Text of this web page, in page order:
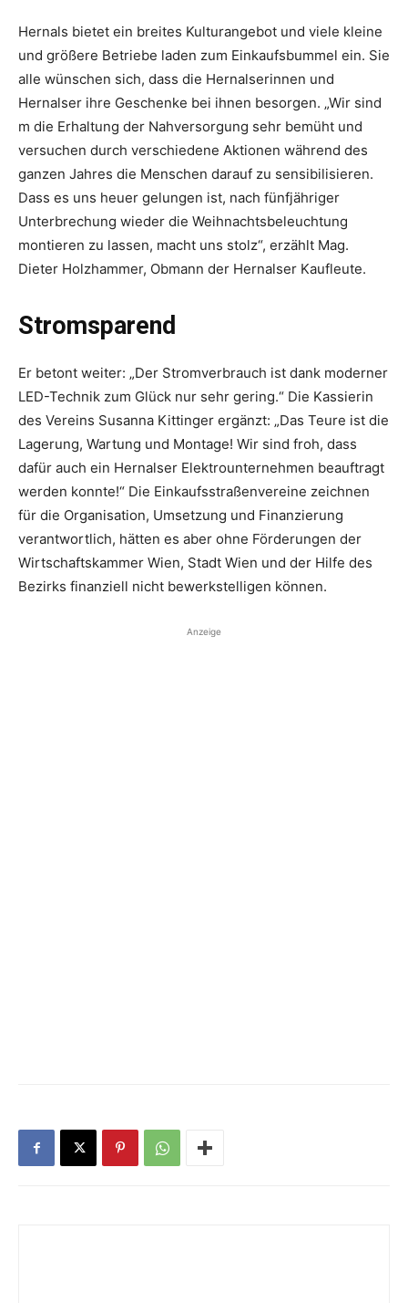
Hernals bietet ein breites Kulturangebot und viele kleine
und größere Betriebe laden zum Einkaufsbummel ein. Sie
alle wünschen sich, dass die Hernalserinnen und
Hernalser ihre Geschenke bei ihnen besorgen. „Wir sind
m die Erhaltung der Nahversorgung sehr bemüht und
versuchen durch verschiedene Aktionen während des
ganzen Jahres die Menschen darauf zu sensibilisieren.
Dass es uns heuer gelungen ist, nach fünfjähriger
Unterbrechung wieder die Weihnachtsbeleuchtung
montieren zu lassen, macht uns stolz“, erzählt Mag.
Dieter Holzhammer, Obmann der Hernalser Kaufleute.
Stromsparend
Er betont weiter: „Der Stromverbrauch ist dank moderner
LED-Technik zum Glück nur sehr gering.“ Die Kassierin
des Vereins Susanna Kittinger ergänzt: „Das Teure ist die
Lagerung, Wartung und Montage! Wir sind froh, dass
dafür auch ein Hernalser Elektrounternehmen beauftragt
werden konnte!“ Die Einkaufsstraßenvereine zeichnen
für die Organisation, Umsetzung und Finanzierung
verantwortlich, hätten es aber ohne Förderungen der
Wirtschaftskammer Wien, Stadt Wien und der Hilfe des
Bezirks finanziell nicht bewerkstelligen können.
Anzeige